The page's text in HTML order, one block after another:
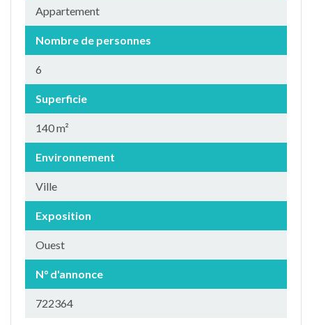
Appartement
Nombre de personnes
6
Superficie
140 m²
Environnement
Ville
Exposition
Ouest
N° d'annonce
722364